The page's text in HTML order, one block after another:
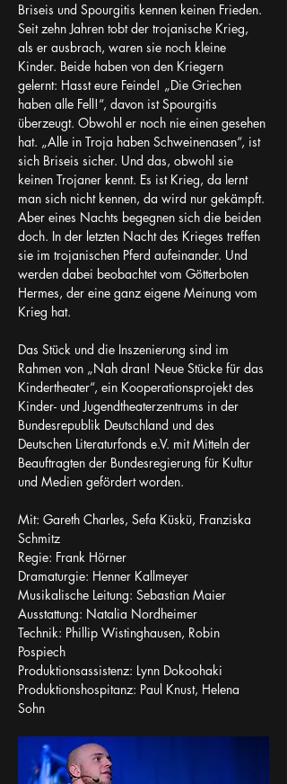
Briseis und Spourgitis kennen keinen Frieden.
Seit zehn Jahren tobt der trojanische Krieg,
als er ausbrach, waren sie noch kleine
Kinder. Beide haben von den Kriegern
gelernt: Hasst eure Feinde! „Die Griechen
haben alle Fell!“, davon ist Spourgitis
überzeugt. Obwohl er noch nie einen gesehen
hat. „Alle in Troja haben Schweinenasen“, ist
sich Briseis sicher. Und das, obwohl sie
keinen Trojaner kennt. Es ist Krieg, da lernt
man sich nicht kennen, da wird nur gekämpft.
Aber eines Nachts begegnen sich die beiden
doch. In der letzten Nacht des Krieges treffen
sie im trojanischen Pferd aufeinander. Und
werden dabei beobachtet vom Götterboten
Hermes, der eine ganz eigene Meinung vom
Krieg hat.
Das Stück und die Inszenierung sind im
Rahmen von „Nah dran! Neue Stücke für das
Kindertheater“, ein Kooperationsprojekt des
Kinder- und Jugendtheaterzentrums in der
Bundesrepublik Deutschland und des
Deutschen Literaturfonds e.V. mit Mitteln der
Beauftragten der Bundesregierung für Kultur
und Medien gefördert worden.
Mit: Gareth Charles, Sefa Küskü, Franziska
Schmitz
Regie: Frank Hörner
Dramaturgie: Henner Kallmeyer
Musikalische Leitung: Sebastian Maier
Ausstattung: Natalia Nordheimer
Technik: Phillip Wistinghausen, Robin
Pospiech
Produktionsassistenz: Lynn Dokoohaki
Produktionshospitanz: Paul Knust, Helena
Sohn